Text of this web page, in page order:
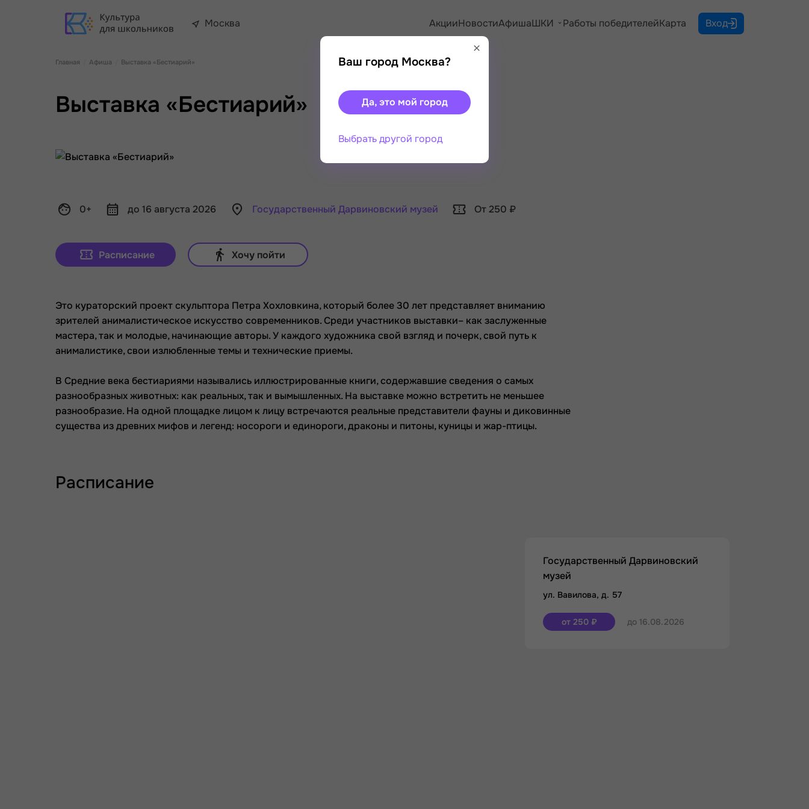
Москва АкцииНовостиАфишаШКИ Работы победителейКарта Вход
Главная Афиша Выставка «Бестиарий»
Выставка «Бестиарий»
0+ до 16 августа 2026 Государственный Дарвиновский музей От 250 ₽
Расписание Хочу пойти
Это кураторский проект скульптора Петра Хохловкина, который более 30 лет представляет вниманию
зрителей анималистическое искусство современников. Среди участников выставки– как заслуженные
мастера, так и молодые, начинающие авторы. У каждого художника свой взгляд и почерк, свой путь к
анималистике, свои излюбленные темы и технические приемы.
В Средние века бестиариями назывались иллюстрированные книги, содержавшие сведения о самых
разнообразных животных: как реальных, так и вымышленных. На выставке можно встретить не меньшее
разнообразие. На одной площадке лицом к лицу встречаются реальные представители фауны и диковинные
существа из древних мифов и легенд: носороги и единороги, драконы и питоны, куницы и жар-птицы.
Расписание
Государственный Дарвиновский
музей
ул. Вавилова, д. 57
от 250 ₽ до 16.08.2026
Ваш город Москва?
Да, это мой город
Выбрать другой город